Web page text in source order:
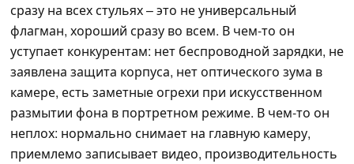
сразу на всех стульях – это не универсальный
флагман, хороший сразу во всем. В чем-то он
уступает конкурентам: нет беспроводной зарядки, не
заявлена защита корпуса, нет оптического зума в
камере, есть заметные огрехи при искусственном
размытии фона в портретном режиме. В чем-то он
неплох: нормально снимает на главную камеру,
приемлемо записывает видео, производительность